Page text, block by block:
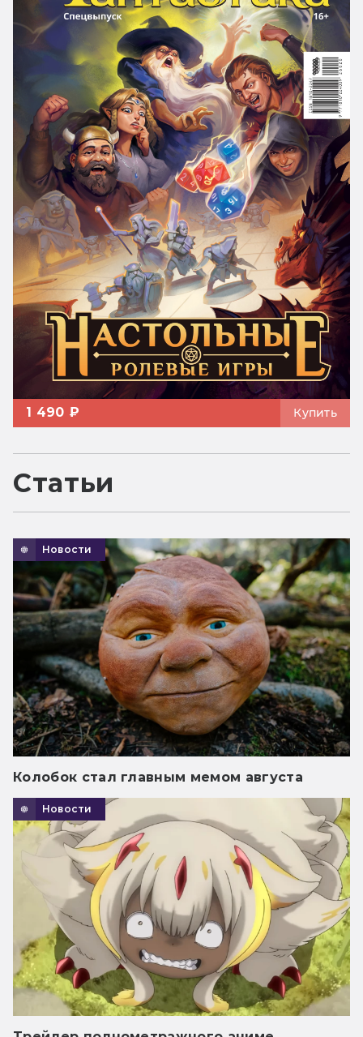
1 490 ₽ Купить
Статьи
Новости
Колобок стал главным мемом августа
Новости